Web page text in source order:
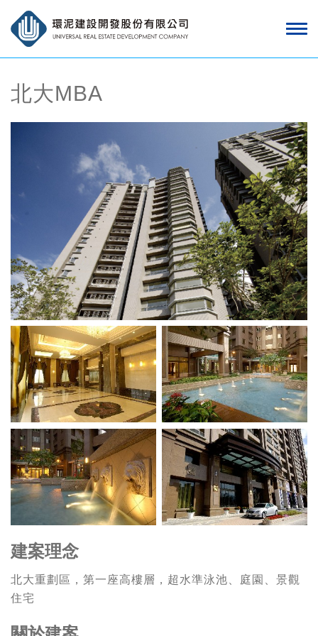
北大MBA
建案理念
北大重劃區，第一座高樓層，超水準泳池、庭園、景觀
住宅